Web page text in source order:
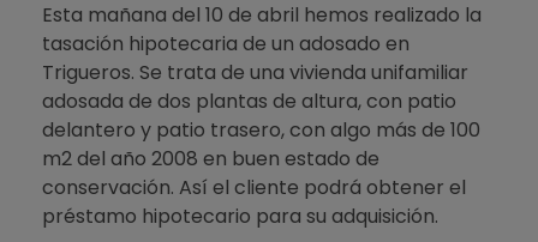
Esta mañana del 10 de abril hemos realizado la
tasación hipotecaria de un adosado en
Trigueros. Se trata de una vivienda unifamiliar
adosada de dos plantas de altura, con patio
delantero y patio trasero, con algo más de 100
m2 del año 2008 en buen estado de
conservación. Así el cliente podrá obtener el
préstamo hipotecario para su adquisición.